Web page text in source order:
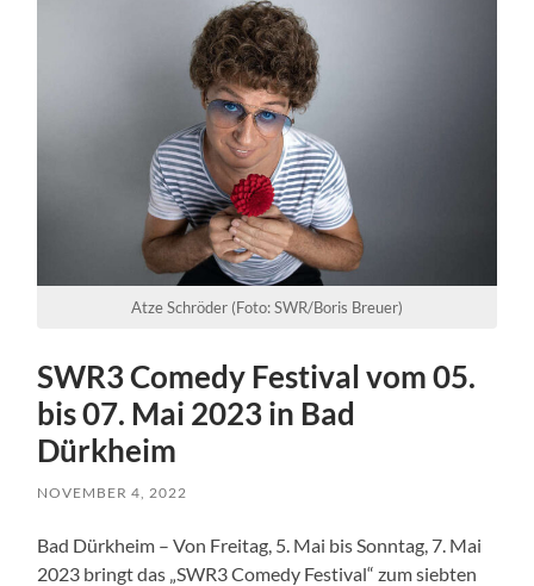
Atze Schröder (Foto: SWR/Boris Breuer)
SWR3 Comedy Festival vom 05.
bis 07. Mai 2023 in Bad
Dürkheim
NOVEMBER 4, 2022
Bad Dürkheim – Von Freitag, 5. Mai bis Sonntag, 7. Mai
2023 bringt das „SWR3 Comedy Festival“ zum siebten